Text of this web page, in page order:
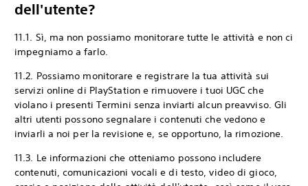
dell'utente?
11.1. Sì, ma non possiamo monitorare tutte le attività e non ci
impegniamo a farlo.
11.2. Possiamo monitorare e registrare la tua attività sui
servizi online di PlayStation e rimuovere i tuoi UGC che
violano i presenti Termini senza inviarti alcun preavviso. Gli
altri utenti possono segnalare i contenuti che vedono e
inviarli a noi per la revisione e, se opportuno, la rimozione.
11.3. Le informazioni che otteniamo possono includere
contenuti, comunicazioni vocali e di testo, video di gioco,